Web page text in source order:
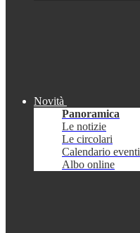
Novità
Panoramica
Le notizie
Le circolari
Calendario eventi
Albo online